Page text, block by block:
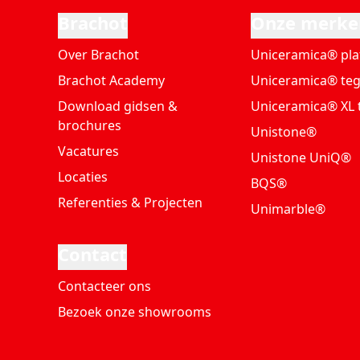
Over Brachot
Brachot Academy
Download gidsen &
brochures
Vacatures
Locaties
Referenties & Projecten
Uniceramica®
Uniceramica®
Uniceramica® XL
Unistone®
Unistone UniQ®
BQS®
Unimarble®
Contacteer ons
Bezoek onze showrooms